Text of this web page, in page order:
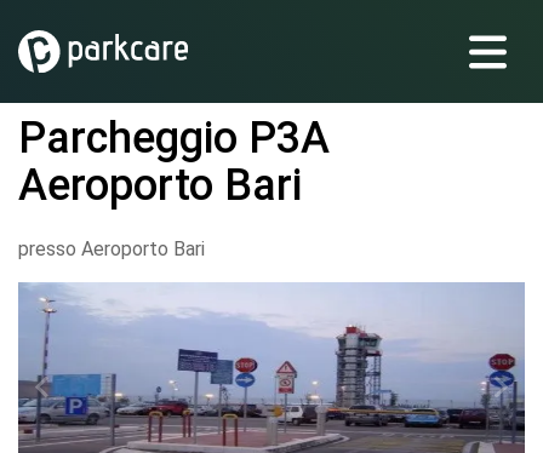
Parcheggio P3A
Aeroporto Bari
presso Aeroporto Bari